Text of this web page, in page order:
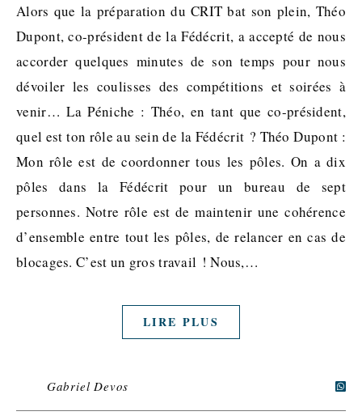
Alors que la préparation du CRIT bat son plein, Théo
Dupont, co-président de la Fédécrit, a accepté de nous
accorder quelques minutes de son temps pour nous
dévoiler les coulisses des compétitions et soirées à
venir… La Péniche : Théo, en tant que co-président,
quel est ton rôle au sein de la Fédécrit ? Théo Dupont :
Mon rôle est de coordonner tous les pôles. On a dix
pôles dans la Fédécrit pour un bureau de sept
personnes. Notre rôle est de maintenir une cohérence
d’ensemble entre tout les pôles, de relancer en cas de
blocages. C’est un gros travail ! Nous,…
LIRE PLUS
Gabriel Devos